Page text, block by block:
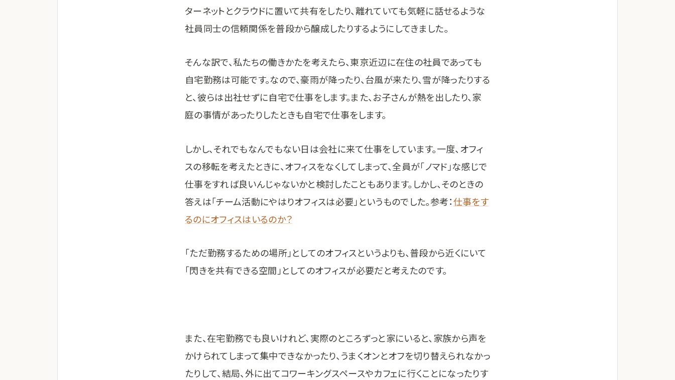
ターネットとクラウドに置いて共有をしたり、離れていても気軽に話せるような
社員同士の信頼関係を普段から醸成したりするようにしてきました。
そんな訳で、私たちの働きかたを考えたら、東京近辺に在住の社員であっても
自宅勤務は可能です。なので、豪雨が降ったり、台風が来たり、雪が降ったりする
と、彼らは出社せずに自宅で仕事をします。また、お子さんが熱を出したり、家
庭の事情があったりしたときも自宅で仕事をします。
しかし、それでもなんでもない日は会社に来て仕事をしています。一度、オフィ
スの移転を考えたときに、オフィスをなくしてしまって、全員が「ノマド」な感じで
仕事をすれば良いんじゃないかと検討したこともあります。しかし、そのときの
答えは「チーム活動にやはりオフィスは必要」というものでした。参考：仕事をす
るのにオフィスはいるのか？
「ただ勤務するための場所」としてのオフィスというよりも、普段から近くにいて
「閃きを共有できる空間」としてのオフィスが必要だと考えたのです。
また、在宅勤務でも良いけれど、実際のところずっと家にいると、家族から声を
かけられてしまって集中できなかったり、うまくオンとオフを切り替えられなかっ
たりして、結局、外に出てコワーキングスペースやカフェに行くことになったりす